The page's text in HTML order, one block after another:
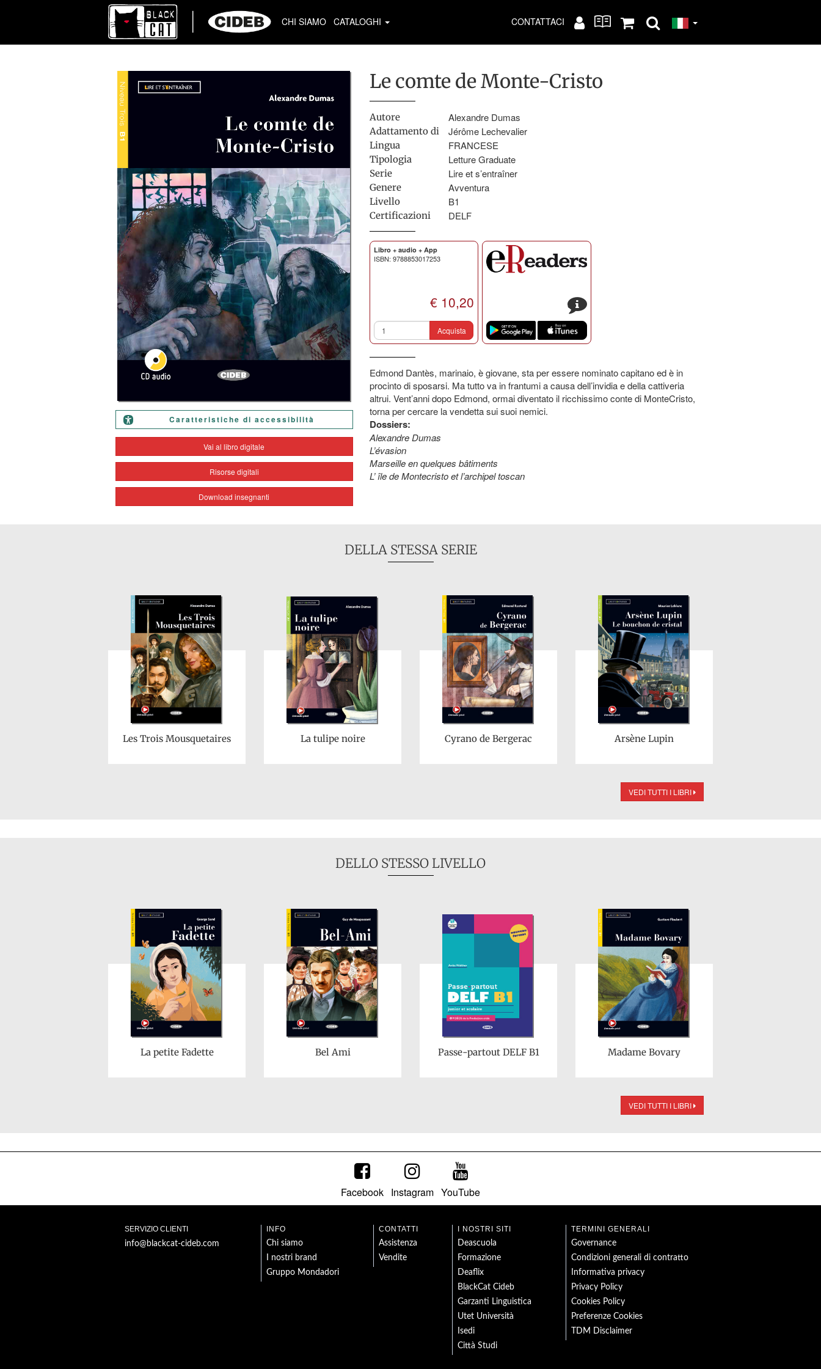
CHI SIAMO CATALOGHI CONTATTACI
Caratteristiche di accessibilità
Vai al libro digitale
Risorse digitali
Download insegnanti
Le comte de Monte-Cristo
Autore Alexandre Dumas
Adattamento di Jérôme Lechevalier
Lingua FRANCESE
Tipologia Letture Graduate
Serie Lire et s’entraîner
Genere Avventura
Livello B1
Certificazioni DELF
Libro + audio + App
ISBN: 9788853017253
€ 10,20
Acquista
s
Edmond Dantès, marinaio, è giovane, sta per essere nominato capitano ed è in
procinto di sposarsi. Ma tutto va in frantumi a causa dell’invidia e della cattiveria
altrui. Vent’anni dopo Edmond, ormai diventato il ricchissimo conte di MonteCristo,
torna per cercare la vendetta sui suoi nemici.
Dossiers:
Alexandre Dumas
L’évasion
Marseille en quelques bâtiments
L’ île de Montecristo et l’archipeltoscan
DELLA STESSA SERIE
Les Trois Mousquetaires La tulipe noire Cyrano de Bergerac Arsène Lupin
VEDI TUTTI I LIBRI
DELLO STESSO LIVELLO
La petite Fadette Bel Ami Passe-partout DELF B1 Madame Bovary
VEDI TUTTI I LIBRI
Facebook Instagram YouTube